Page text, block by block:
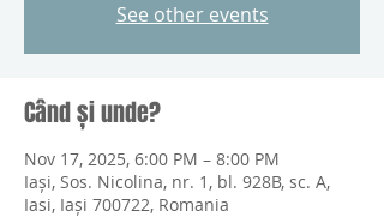
See other events
Când și unde?
Nov 17, 2025, 6:00 PM – 8:00 PM
Iași, Sos. Nicolina, nr. 1, bl. 928B, sc. A,
Iasi, Iași 700722, Romania